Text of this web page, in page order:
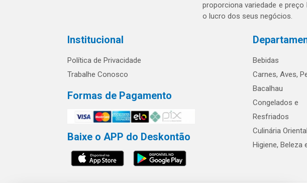
proporciona variedade e
o lucro dos seus negócios.
Institucional
Política de Privacidade
Trabalhe Conosco
Formas de Pagamento
Baixe o APP do Deskontão
Bebidas
Carnes, Aves,
Bacalhau
Congelados e
Resfriados
Culinária Oriental
Higiene, Beleza